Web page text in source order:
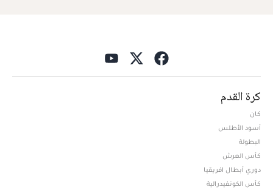
كرة القدم
كان
أسود الأطلس
البطولة
كأس العرش
دوري أبطال افريقيا
كأس الكونفيدرالية